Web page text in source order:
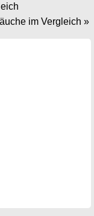
im Vergleich »